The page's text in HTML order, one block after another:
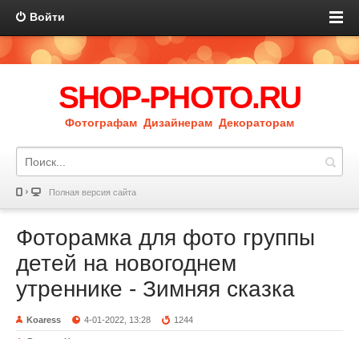
Войти
SHOP-PHOTO.RU
Фотографам Дизайнерам Декораторам
Полная версия сайта
Фоторамка для фото группы
детей на новогоднем
утреннике - Зимняя сказка
Koaress 4-01-2022, 13:28 1244